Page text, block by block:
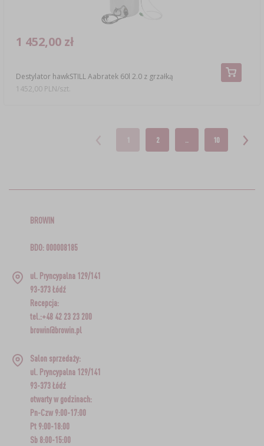
Destylator hawkSTILL Aabratek 60l 2.0 z grzałką
1 452,00 zł
1452,00 PLN/szt.
1 2 .. 10
BROWIN
BDO: 000008185
ul. Pryncypalna 129/141
93-373 Łódź
Recepcja:
tel.:+48 42 23 23 200
browin@browin.pl
Salon sprzedaży:
ul. Pryncypalna 129/141
93-373 Łódź
otwarty w godzinach:
Pn-Czw 9:00-17:00
Pt 9:00-18:00
Sb 8:00-15:00